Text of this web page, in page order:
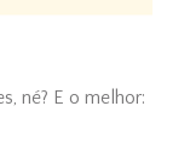
né? E o melhor: